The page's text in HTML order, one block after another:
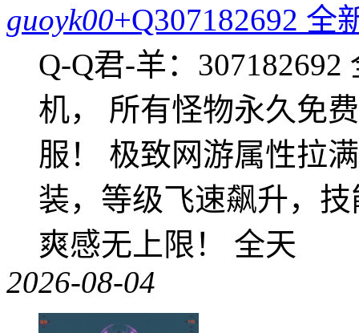
guoyk00+Q307182692
Q-Q君-羊：
机， 所有怪物永久免
服！ 极致网游属性拉
装，等级飞速飙升，
爽感无上限！ 全天
2026-08-04